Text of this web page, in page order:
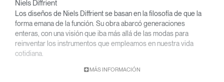
Niels Diffrient
Los diseños de Niels Diffrient se basan en la filosofía de que la
forma emana de la función. Su obra abarcó generaciones
enteras, con una visión que iba más allá de las modas para
reinventar los instrumentos que empleamos en nuestra vida
cotidiana.
Con una base académica en diseño y arquitectura y una titulación
MÁS INFORMACIÓN